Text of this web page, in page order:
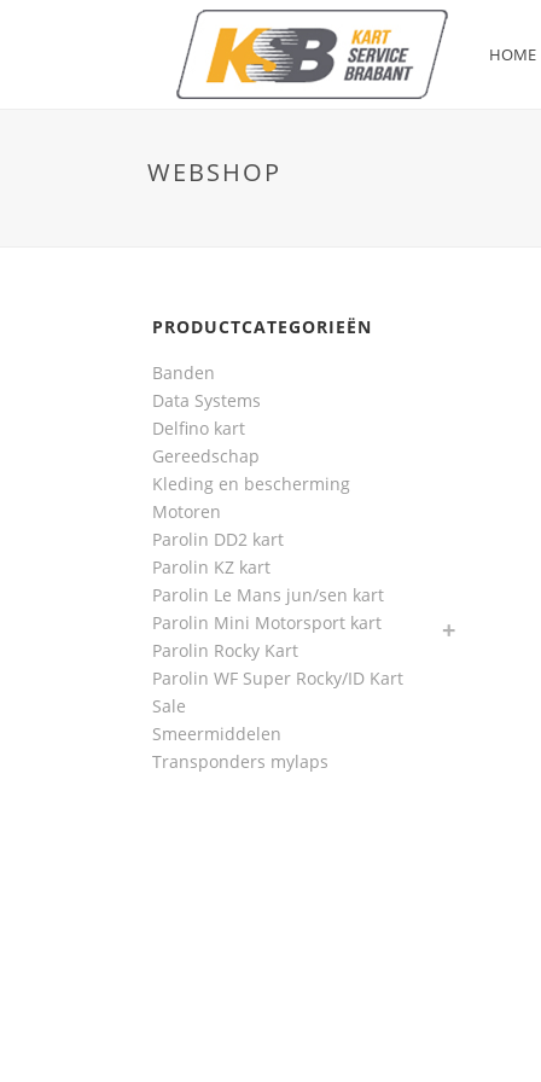
HOME
WEBSHOP
PRODUCTCATEGORIEËN
Banden
Data Systems
Delfino kart
Gereedschap
Kleding en bescherming
Motoren
Parolin DD2 kart
Parolin KZ kart
Parolin Le Mans jun/sen kart
Parolin Mini Motorsport kart
Parolin Rocky Kart
Parolin WF Super Rocky/ID Kart
Sale
Smeermiddelen
Transponders mylaps